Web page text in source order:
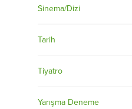
Sinema/Dizi
Tarih
Tiyatro
Yarışma Deneme